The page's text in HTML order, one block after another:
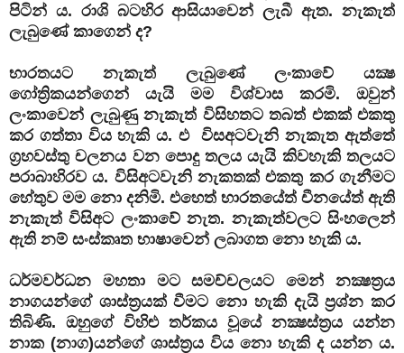
පිටින් ය. රාශි බටහිර ආසියාවෙන් ලැබී ඇත. නැකැත්
ලැබුණේ කාගෙන් ද?
භාරතයට නැකැත් ලැබුණේ ලංකාවේ යක්‍ෂ
ගෝත්‍රිකයන්ගෙන් යැයි මම විශ්වාස කරමි. ඔවුන්
ලංකාවෙන් ලැබුණු නැකැත් විසිහතට තබත් එකක් එකතු
කර ගත්තා විය හැකි ය. එ විසඅටවැනි නැකැත ඇත්තේ
ග්‍රහවස්තු චලනය වන පොදු තලය යැයි කිවහැකි තලයට
පරාබාහිරව ය. විසිඅටවැනි නැකතක් එකතු කර ගැනීමට
හේතුව මම නො දනිමි. එහෙත් භාරතයේත් චීනයේත් ඇති
නැකැත් විසිඅට ලංකාවේ නැත. නැකැත්වලට සිංහලෙන්
ඇති නම් සංස්කෘත භාෂාවෙන් ලබාගත නො හැකි ය.
ධර්මවර්ධන මහතා මට සමච්චලයට මෙන් නක්‍ෂත්‍රය
නාගයන්ගේ ශාස්ත්‍රයක් වීමට නො හැකි දැයි ප්‍රශ්න කර
තිබිණි. ඔහුගේ විහිළු තර්කය වූයේ නක්‍ෂස්ත්‍රය යන්න
නාක (නාග)යන්ගේ ශාස්ත්‍රය විය නො හැකි ද යන්න ය.